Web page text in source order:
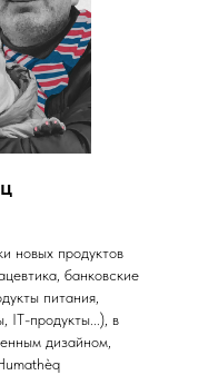
новых продуктов
банковские
питания,
IT-продукты...), в
дизайном,